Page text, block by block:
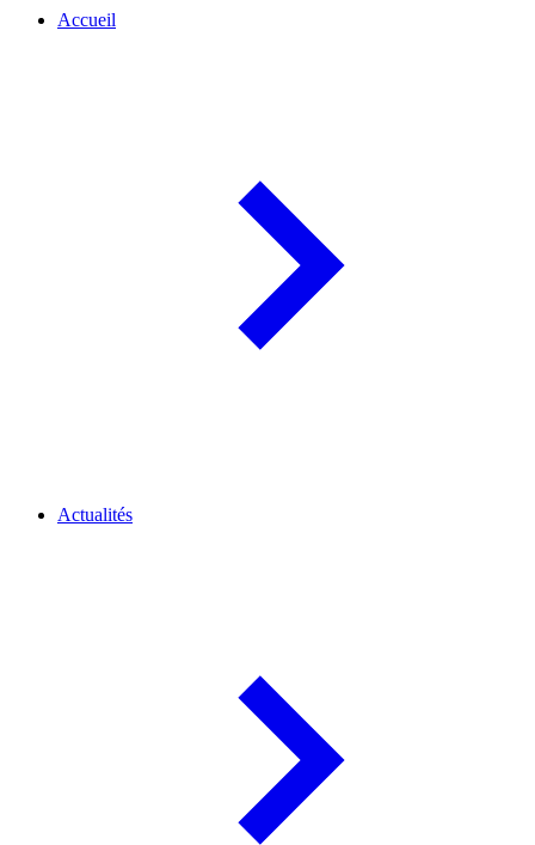
Accueil
Actualités